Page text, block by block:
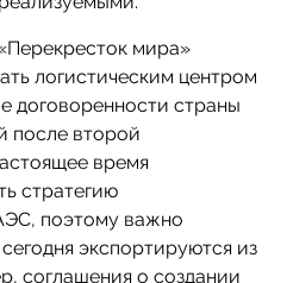
мира»
логистическим центром
договоренности страны
после второй
время
стратегию
поэтому важно
экспортируются из
соглашения о создании